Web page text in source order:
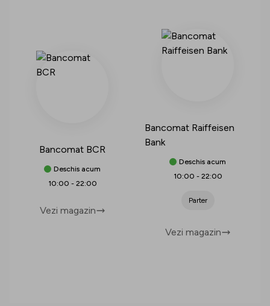
Bancomat BCR
Deschis acum
10:00 - 22:00
Vezi magazin
Bancomat Raiffeisen
Bank
Deschis acum
10:00 - 22:00
Parter
Vezi magazin